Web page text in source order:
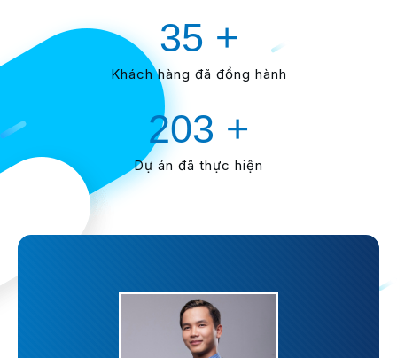
35 +
Khách hàng đã đồng hành
203 +
Dự án đã thực hiện